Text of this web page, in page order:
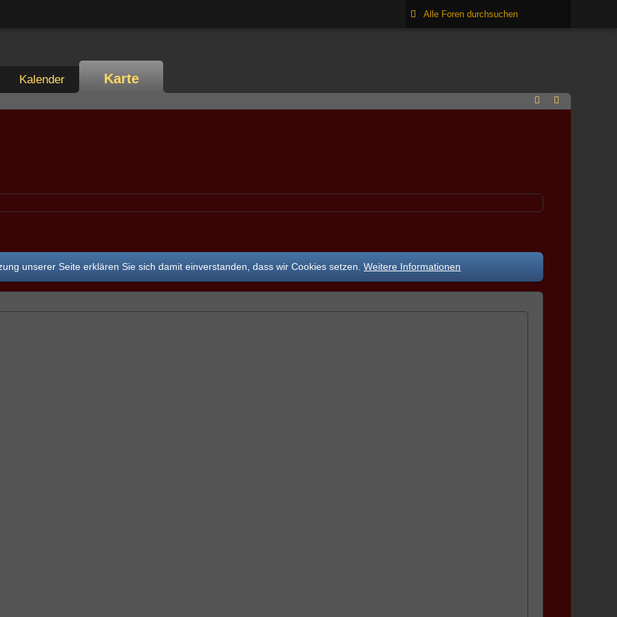
Kalender Karte
unserer Seite erklären Sie sich damit einverstanden, dass wir Cookies setzen.Weitere Informationen